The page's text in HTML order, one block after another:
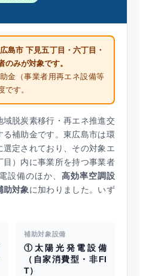
島市 下見五丁目・六丁目・
のみが対象です。
金（事業者用再エネ設備等
です。
脱炭素移行・再エネ推進交
補助金です。東広島市は環
選定されており、その対象エ
目）内に事業所を持つ事業者
設備のほか、 高効率空調設
助対象に加わりました。いず
補助対象設備
①太陽光発電設備
（自家消費型・非FI
T）